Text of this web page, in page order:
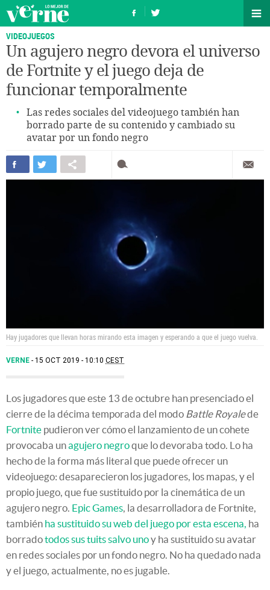
VIDEOJUEGOS
Un agujero negro devora el universo
de Fortnite y el juego deja de
funcionar temporalmente
Las redes sociales del videojuego también han
borrado parte de su contenido y cambiado su
avatar por un fondo negro
Hay jugadores que llevan horas mirando esta imagen y esperando a que el juego vuelva.
VERNE 15 OCT 2019 - 10:10 CEST
Los jugadores que este 13 de octubre han presenciado el
cierre de la décima temporada del modo Battle Royalede
Fortnite pudieron ver cómo el lanzamiento de un cohete
provocaba unagujero negroque lo devoraba todo. Lo ha
hecho de la forma más literal que puede ofrecer un
videojuego: desaparecieron los jugadores, los mapas, y el
propio juego, que fue sustituido por la cinemática de un
agujero negro. Epic Games, la desarrolladora de Fortnite,
también ha sustituido su web del juego por esta escena, ha
borradotodos sus tuits salvo unoy ha sustituido su avatar
en redes sociales por un fondo negro. No ha quedado nada
y el juego, actualmente, no es jugable.